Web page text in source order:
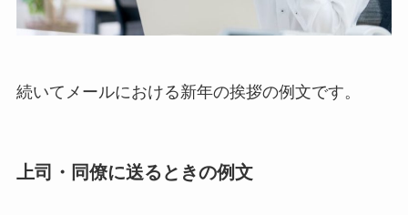
続いてメールにおける新年の挨拶の例文です。
上司・同僚に送るときの例文